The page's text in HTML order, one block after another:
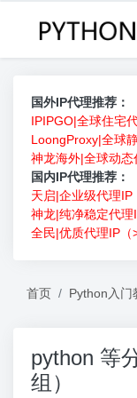
国外IP代理推荐：
IPIPGO|全球住宅
LoongProxy|全球
神龙海外|全球动态
国内IP代理推荐：
天启|企业级代理IP
神龙|纯净稳定代理
全民|优质代理IP（
首页 Python入门
python 等
组）